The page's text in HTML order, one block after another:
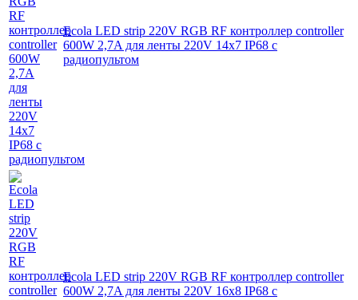
Ecola LED strip 220V RGB RF контроллер controller
600W 2,7A для ленты 220V 14x7 IP68 с
радиопультом
Ecola LED strip 220V RGB RF контроллер controller
600W 2,7A для ленты 220V 16x8 IP68 с